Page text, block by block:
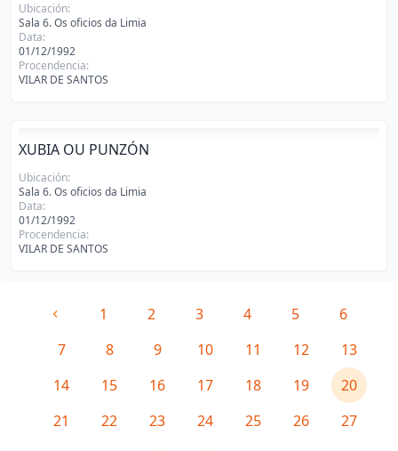
Ubicación:
Sala 6. Os oficios da Limia
Data:
01/12/1992
Procendencia:
VILAR DE SANTOS
XUBIA OU PUNZÓN
Ubicación:
Sala 6. Os oficios da Limia
Data:
01/12/1992
Procendencia:
VILAR DE SANTOS
1 2 3 4 5
6
7
8 9 10 11 12
13
14
15 16 17 18 19
20
21
22 23 24 25 26
27